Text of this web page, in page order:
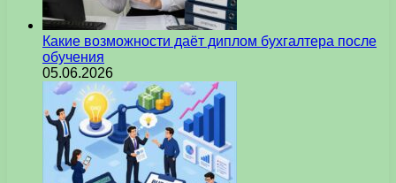
Какие возможности даёт диплом бухгалтера после
обучения
05.06.2026